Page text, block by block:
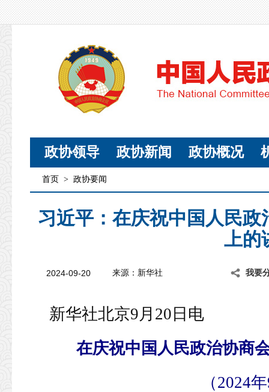
政协领导 政协新闻 政协概况
首页 > 政协要闻
习近平：在庆祝中国人民
上的
2024-09-20 来源：新华社 我要
新华社北京9月20日电
在庆祝中国人民政治协商
（2024